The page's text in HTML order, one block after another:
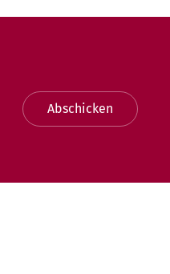
Abschicken